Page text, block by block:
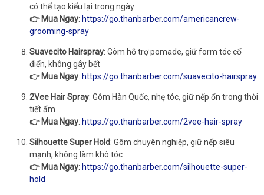
có thể tạo kiểu lại trong ngày
👉 Mua Ngay: https://go.thanbarber.com/americancrew-
grooming-spray
Suavecito Hairspray: Gôm hỗ trợ pomade, giữ form tóc cổ
điển, không gây bết
👉 Mua Ngay: https://go.thanbarber.com/suavecito-hairspray
2Vee Hair Spray: Gôm Hàn Quốc, nhẹ tóc, giữ nếp ổn trong thời
tiết ẩm
👉 Mua Ngay: https://go.thanbarber.com/2vee-hair-spray
Silhouette Super Hold: Gôm chuyên nghiệp, giữ nếp siêu
mạnh, không làm khô tóc
👉 Mua Ngay: https://go.thanbarber.com/silhouette-super-
hold